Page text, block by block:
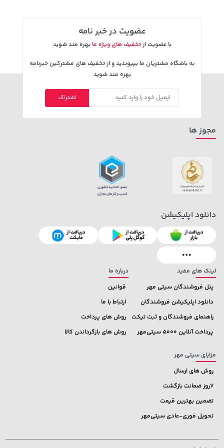
خرید
129,000 تومان
145,900
خرید
1,849,000 تومان
2,179,000
عضویت در خبر نامه
با عضویت ازتخفیف های ویژه ما بهره مند شوید
به باشگاه مشتریان ما بپیوندید و از تخفیف های مشترکین خبرنامه
بهره مند شوید
اشتراک
لینک های مفید
پنل فروشندگان سیتی مهر
دانلود اپلیکیشن فروشندگان
راهنمای فروشندگان و ثبت تیکت
پرداخت آنلاین 5000 سیتی‌مهر
درباره ما
قوانین
ارتباط با ما
روش های پرداخت
روش های بازگرداندن کالا
مزایای سیتی مهر
روش های ارسال
7روز ضمانت بازگشت
تضمین بهترین قیمت
تحویل فوری-عادی سیتی‌مهر
مجوز ها
دانلود اپلیکیشن